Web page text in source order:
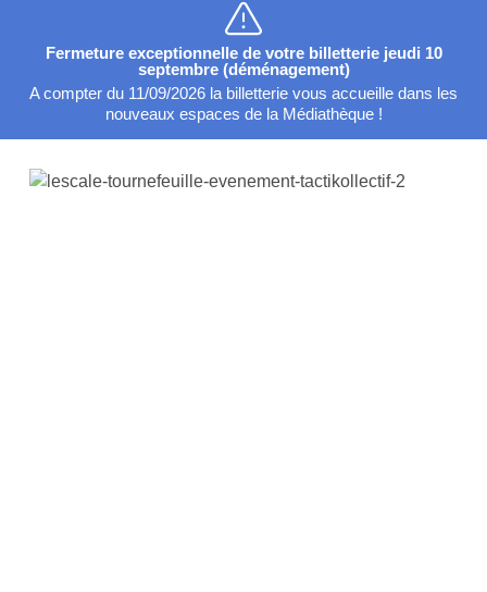
Fermeture exceptionnelle de votre billetterie jeudi 10
septembre (déménagement)
A compter du 11/09/2026 la billetterie vous accueille dans les
nouveaux espaces de la Médiathèque !